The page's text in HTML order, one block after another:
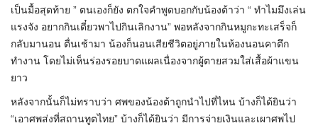
เป็นมื้อสุดท้าย ” ตนเองก็ยัง ตกใจคำพูดบอกกับน้องต้าว่า “ ทำไมมึงเล่น
แรงจัง อยากกินเดี๋ยวพาไปกินเลิกงาน” พอหลังจากกินหมูกะทะเสร็จก็
กลับมานอน ตื่นเช้ามา น้องก็นอนเสียชีวิตอยู่ภายในห้องนอนคาตึก
ทำงาน โดยไม่เห็นร่องรอยบาดแผลเนื่องจากผู้ตายสวมใส่เสื้อผ้าแขน
ยาว
หลังจากนั้นก็ไม่ทราบว่า ศพของน้องต้าถูกนำไปที่ไหน บ้างก็ได้ยินว่า
“เอาศพส่งที่สถานทูตไทย” บ้างก็ได้ยินว่า มีการจ่ายเงินและเผาศพไป